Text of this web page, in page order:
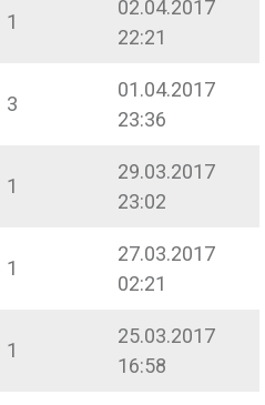
1
02.04.2017
22:21
3
01.04.2017
23:36
1
29.03.2017
23:02
1
27.03.2017
02:21
1
25.03.2017
16:58